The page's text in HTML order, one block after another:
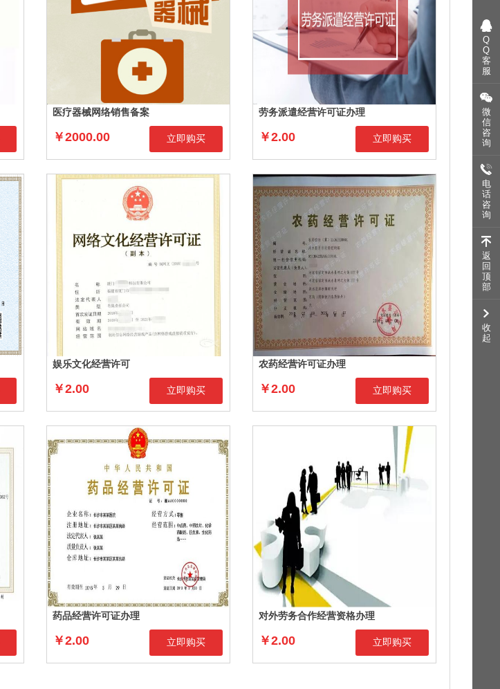
医疗器械网络销售备案
￥2000.00 立即购买
劳务派遣经营许可证办理
￥2.00 立即购买
娱乐文化经营许可
￥2.00 立即购买
农药经营许可证办理
￥2.00 立即购买
药品经营许可证办理
￥2.00 立即购买
对外劳务合作经营资格办理
￥2.00 立即购买
Q
Q
客
服
微
信
咨
询
电
话
咨
询
返
回
顶
部